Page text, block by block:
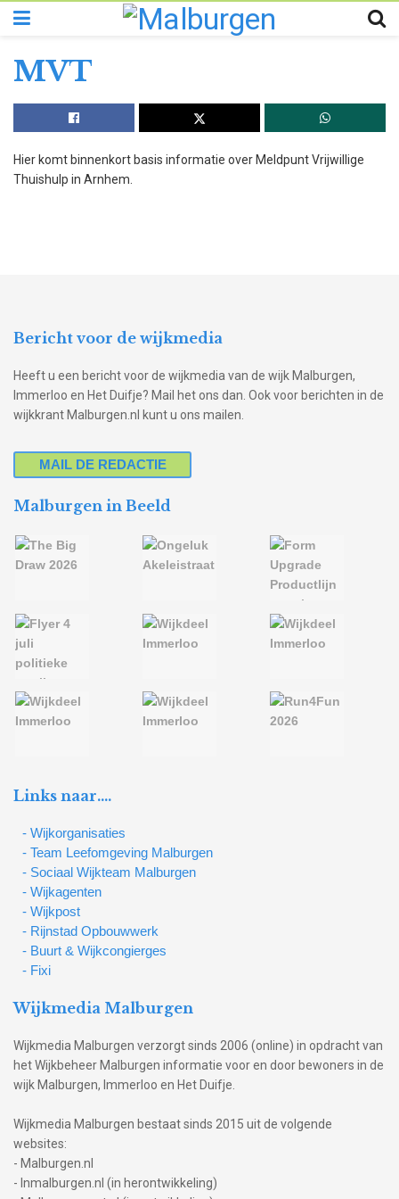
MVT
Hier komt binnenkort basis informatie over Meldpunt Vrijwillige
Thuishulp in Arnhem.
Bericht voor de wijkmedia
Heeft u een bericht voor de wijkmedia van de wijk Malburgen,
Immerloo en Het Duifje? Mail het ons dan. Ook voor berichten in de
wijkkrant Malburgen.nl kunt u ons mailen.
MAIL DE REDACTIE
Malburgen in Beeld
Links naar….
- Wijkorganisaties
- Team Leefomgeving Malburgen
- Sociaal Wijkteam Malburgen
- Wijkagenten
- Wijkpost
- Rijnstad Opbouwwerk
- Buurt & Wijkcongierges
- Fixi
Wijkmedia Malburgen
Wijkmedia Malburgen verzorgt sinds 2006 (online) in opdracht van
het Wijkbeheer Malburgen informatie voor en door bewoners in de
wijk Malburgen, Immerloo en Het Duifje.
Wijkmedia Malburgen bestaat sinds 2015 uit de volgende
websites:
- Malburgen.nl
- Inmalburgen.nl (in herontwikkeling)